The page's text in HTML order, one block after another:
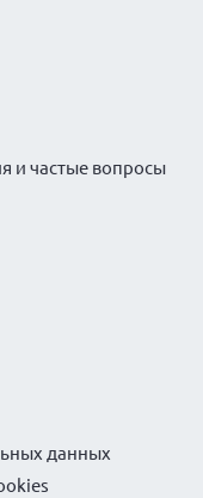
и частые вопросы
данных